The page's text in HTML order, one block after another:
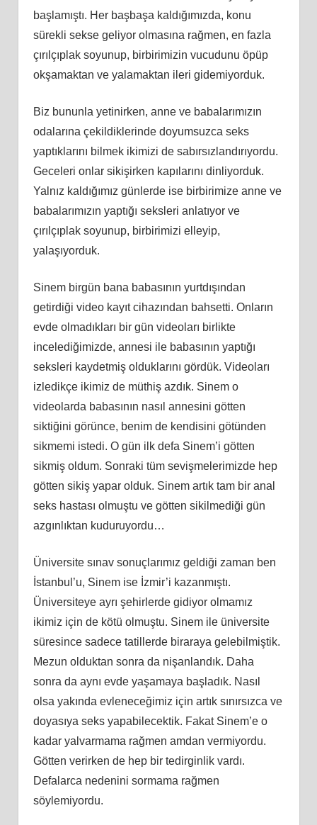
başlamıştı. Her başbaşa kaldığımızda, konu
sürekli sekse geliyor olmasına rağmen, en fazla
çırılçıplak soyunup, birbirimizin vucudunu öpüp
okşamaktan ve yalamaktan ileri gidemiyorduk.
Biz bununla yetinirken, anne ve babalarımızın
odalarına çekildiklerinde doyumsuzca seks
yaptıklarını bilmek ikimizi de sabırsızlandırıyordu.
Geceleri onlar sikişirken kapılarını dinliyorduk.
Yalnız kaldığımız günlerde ise birbirimize anne ve
babalarımızın yaptığı seksleri anlatıyor ve
çırılçıplak soyunup, birbirimizi elleyip,
yalaşıyorduk.
Sinem birgün bana babasının yurtdışından
getirdiği video kayıt cihazından bahsetti. Onların
evde olmadıkları bir gün videoları birlikte
incelediğimizde, annesi ile babasının yaptığı
seksleri kaydetmiş olduklarını gördük. Videoları
izledikçe ikimiz de müthiş azdık. Sinem o
videolarda babasının nasıl annesini götten
siktiğini görünce, benim de kendisini götünden
sikmemi istedi. O gün ilk defa Sinem’i götten
sikmiş oldum. Sonraki tüm sevişmelerimizde hep
götten sikiş yapar olduk. Sinem artık tam bir anal
seks hastası olmuştu ve götten sikilmediği gün
azgınlıktan kuduruyordu…
Üniversite sınav sonuçlarımız geldiği zaman ben
İstanbul’u, Sinem ise İzmir’i kazanmıştı.
Üniversiteye ayrı şehirlerde gidiyor olmamız
ikimiz için de kötü olmuştu. Sinem ile üniversite
süresince sadece tatillerde biraraya gelebilmiştik.
Mezun olduktan sonra da nişanlandık. Daha
sonra da aynı evde yaşamaya başladık. Nasıl
olsa yakında evleneceğimiz için artık sınırsızca ve
doyasıya seks yapabilecektik. Fakat Sinem’e o
kadar yalvarmama rağmen amdan vermiyordu.
Götten verirken de hep bir tedirginlik vardı.
Defalarca nedenini sormama rağmen
söylemiyordu.